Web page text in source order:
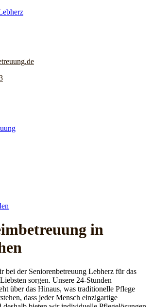
in
bei der Seniorenbetreuung Lebherz für das
sorgen. Unsere 24-Stunden
über das Hinaus, was traditionelle Pflege
dass jeder Mensch einzigartige